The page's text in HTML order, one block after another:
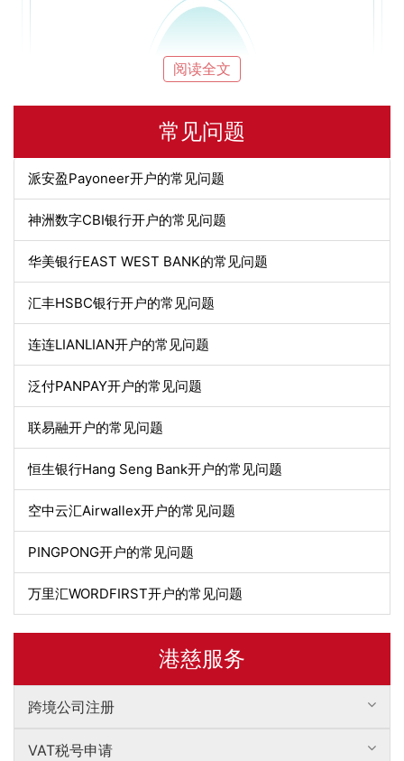
阅读全文
常见问题
派安盈Payoneer开户的常见问题
神洲数字CBI银行开户的常见问题
华美银行EAST WEST BANK的常见问题
汇丰HSBC银行开户的常见问题
连连LIANLIAN开户的常见问题
泛付PANPAY开户的常见问题
联易融开户的常见问题
恒生银行Hang Seng Bank开户的常见问题
空中云汇Airwallex开户的常见问题
PINGPONG开户的常见问题
万里汇WORDFIRST开户的常见问题
港慈服务
跨境公司注册
VAT税号申请